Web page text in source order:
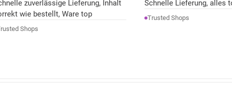
zuverlässige Lieferung, Inhalt
wie bestellt, Ware top
Shops
Schnelle Lieferung, alles
Trusted Shops